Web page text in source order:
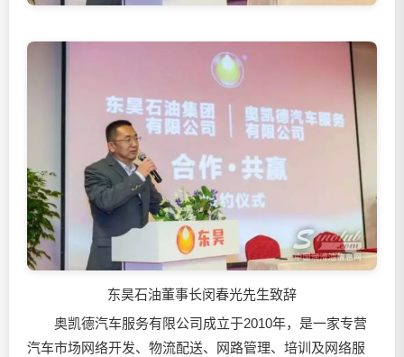
东昊石油董事长闵春光先生致辞
奥凯德汽车服务有限公司成立于2010年，是一家专营
汽车市场网络开发、物流配送、网路管理、培训及网络服